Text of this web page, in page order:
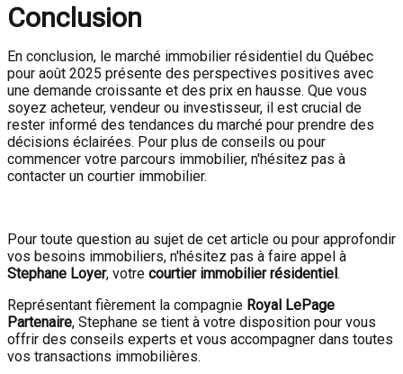
Conclusion
En conclusion, le marché immobilier résidentiel du Québec
pour août 2025 présente des perspectives positives avec
une demande croissante et des prix en hausse. Que vous
soyez acheteur, vendeur ou investisseur, il est crucial de
rester informé des tendances du marché pour prendre des
décisions éclairées. Pour plus de conseils ou pour
commencer votre parcours immobilier, n'hésitez pas à
contacter un courtier immobilier.
Pour toute question au sujet de cet article ou pour approfondir
vos besoins immobiliers, n'hésitez pas à faire appel à
Stephane Loyer, votre courtier immobilier résidentiel .
Représentant fièrement la compagnie Royal LePage
Partenaire, Stephane se tient à votre disposition pour vous
offrir des conseils experts et vous accompagner dans toutes
vos transactions immobilières.